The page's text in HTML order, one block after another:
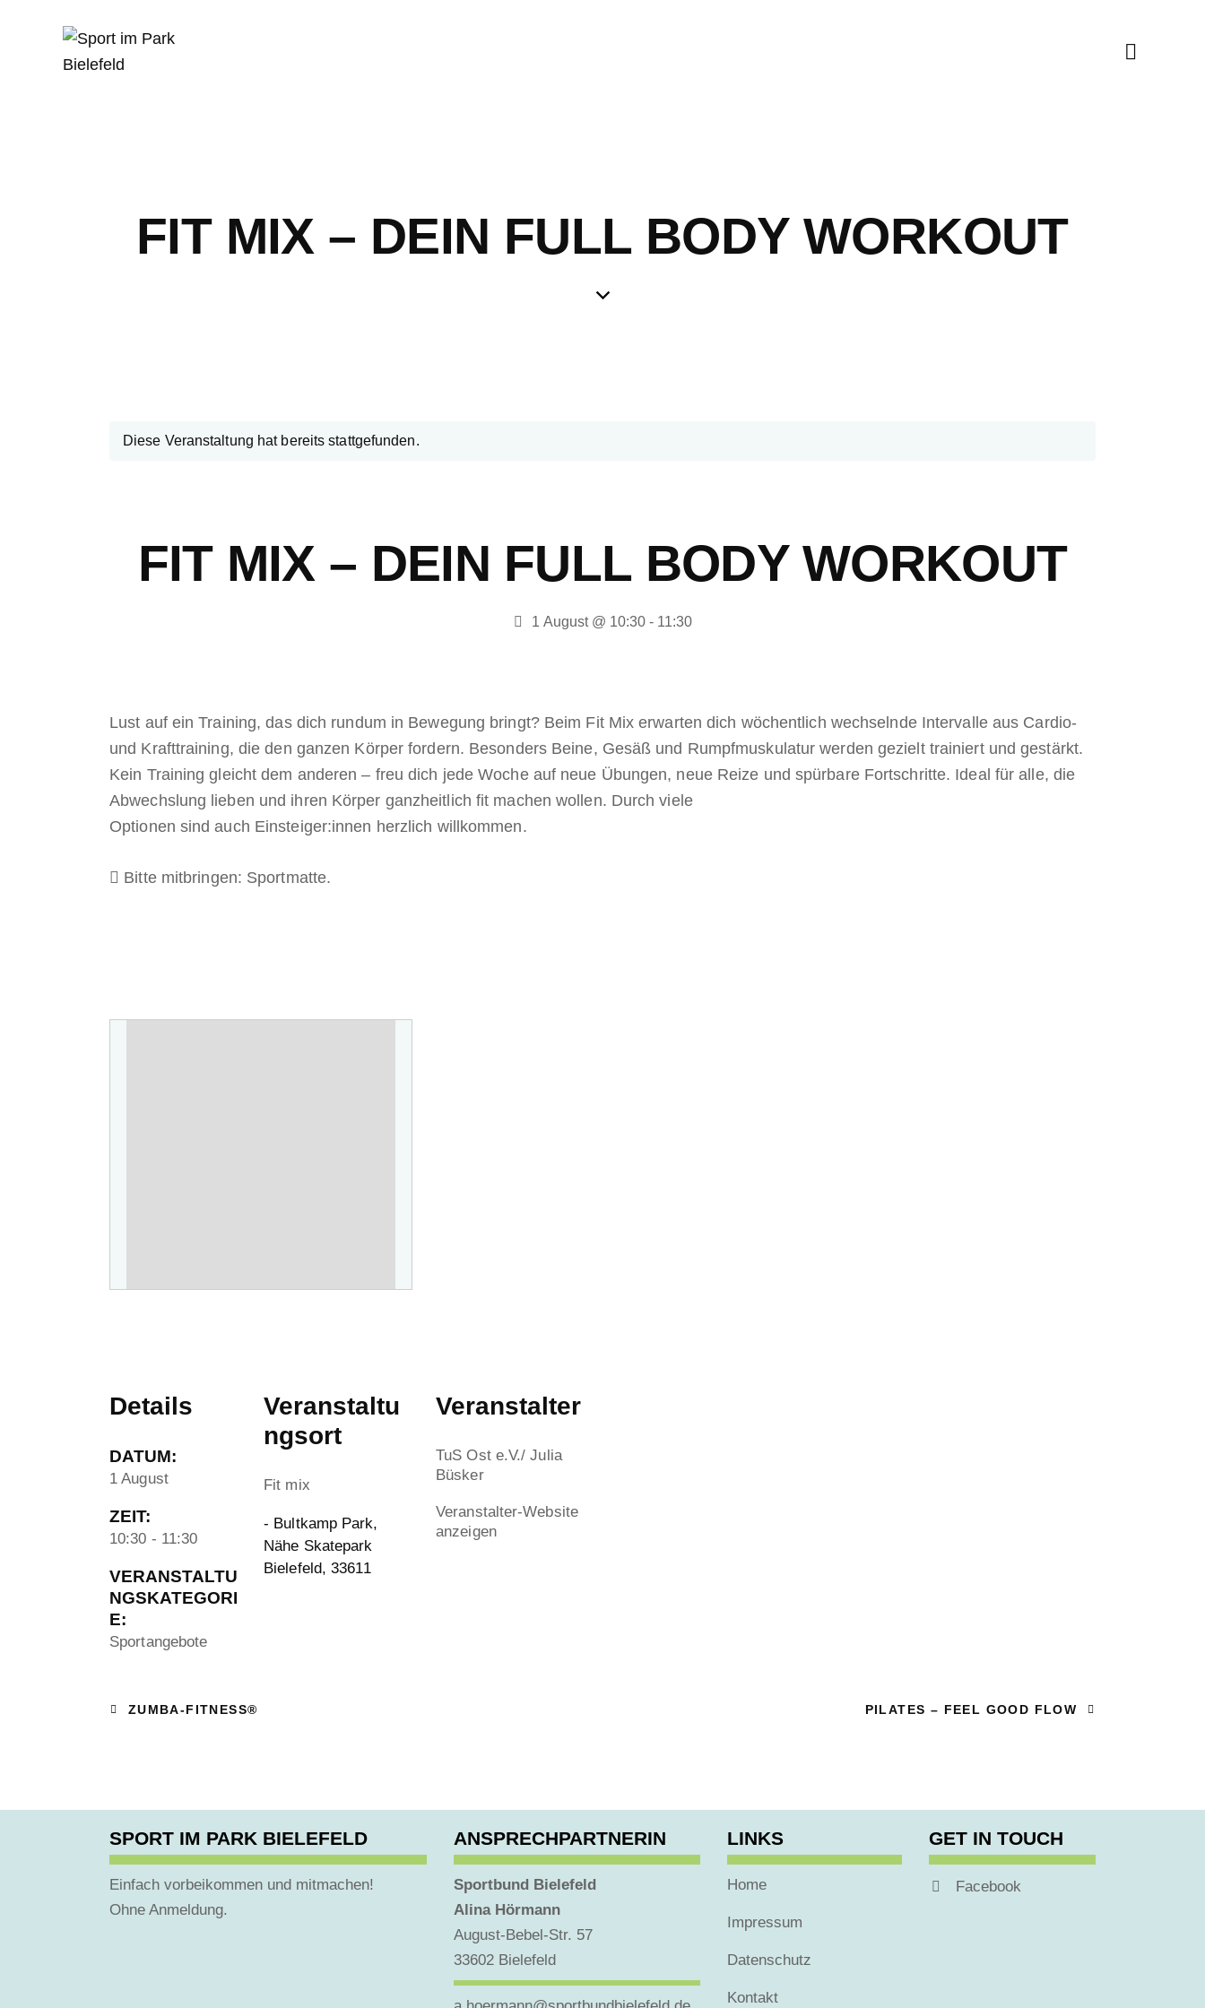
FIT MIX – DEIN FULL BODY WORKOUT
Diese Veranstaltung hat bereits stattgefunden.
FIT MIX – DEIN FULL BODY WORKOUT
1 August @ 10:30- 11:30
Lust auf ein Training, das dich rundum in Bewegung bringt? Beim Fit Mix erwarten dich wöchentlich wechselnde Intervalle aus Cardio-
und Krafttraining, die den ganzen Körper fordern. Besonders Beine, Gesäß und Rumpfmuskulatur werden gezielt trainiert und gestärkt.
Kein Training gleicht dem anderen – freu dich jede Woche auf neue Übungen, neue Reize und spürbare Fortschritte. Ideal für alle, die
Abwechslung lieben und ihren Körper ganzheitlich fit machen wollen. Durch viele
Optionen sind auch Einsteiger:innen herzlich willkommen.
Bitte mitbringen: Sportmatte.
Details
DATUM:
1 August
ZEIT:
10:30 - 11:30
VERANSTALTU
NGSKATEGORI
E:
Sportangebote
Veranstaltu
ngsort
Fit mix
- Bultkamp Park,
Nähe Skatepark
Bielefeld, 33611
Veranstalter
TuS Ost e.V./ Julia
Büsker
Veranstalter-Website
anzeigen
ZUMBA-FITNESS® PILATES – FEEL GOOD FLOW
SPORT IM PARK BIELEFELD
Einfach vorbeikommen und mitmachen!
Ohne Anmeldung.
ANSPRECHPARTNERIN
Sportbund Bielefeld
Alina Hörmann
August-Bebel-Str. 57
33602 Bielefeld
LINKS
Home
Impressum
Datenschutz
Kontakt
GET IN TOUCH
Facebook